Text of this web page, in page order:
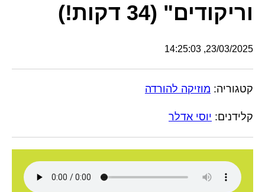
וריקודים" (34 דקות!)
23/03/2025, 14:25:03
קטגוריה: מוזיקה להורדה
קלידנים: יוסי אדלר